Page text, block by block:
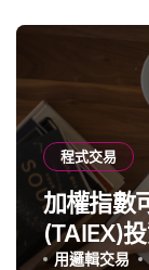
程式交易
加權指數
(TAIEX)
用邏輯交易